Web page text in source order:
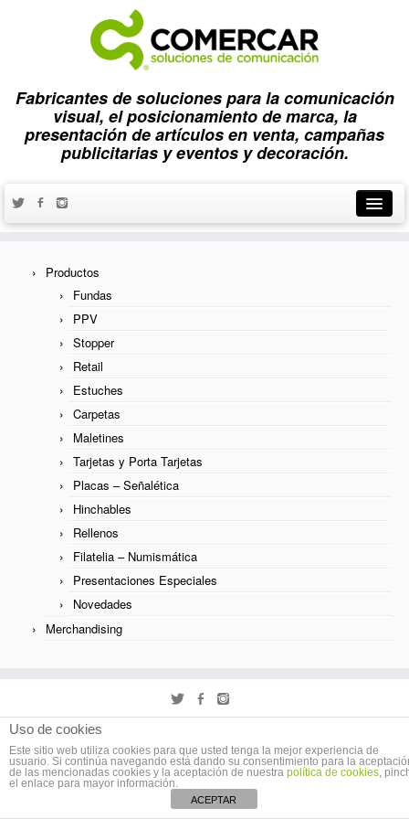
Fabricantes de soluciones para la comunicación
visual, el posicionamiento de marca, la
presentación de artículos en venta, campañas
publicitarias y eventos y decoración.
Productos
Fundas
Punto de Venta PLV/PPV
Retail-Distribución
Stopper
Estuches
Carpetas
Maletines
Tarjetas y Porta Tarjetas
Placas – Señalética
Filatelia – Numismática
Presentaciones Especiales
Novedades
Productos
Fundas
PPV
Stopper
Retail
Estuches
Carpetas
Maletines
Tarjetas y Porta Tarjetas
Placas – Señalética
Hinchables
Rellenos
Filatelia – Numismática
Presentaciones Especiales
Novedades
Merchandising
· © 2026COMERCAR Soluciones de Comunicación
Volver arriba
Uso de cookies
Este sitio web utiliza cookies para que usted tenga la mejor experiencia de
usuario. Si continúa navegando está dando su consentimiento para la
de las mencionadas cookies y la aceptación de nuestra política de cookies,
el enlace para mayor información.
ACEPTAR